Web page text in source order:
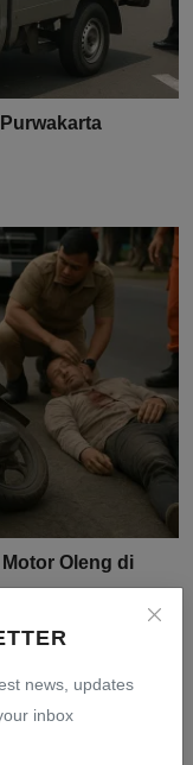
news, updates
inbox
Oleng di